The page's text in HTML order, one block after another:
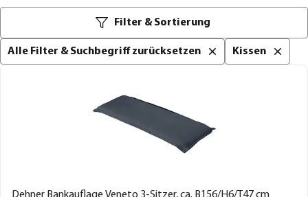
Filter & Sortierung
Alle Filter & Suchbegriff zurücksetzen Kissen
Dehner Bankauflage Veneto 3-Sitzer, ca. B156/H6/T47 cm